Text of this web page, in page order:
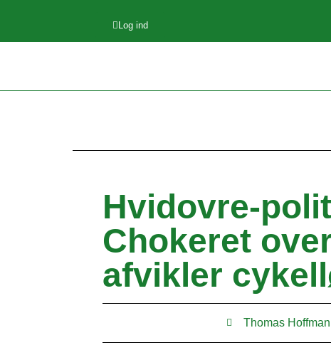
Log ind
Hvidovre-
Chokeret
afvikler
Thomas